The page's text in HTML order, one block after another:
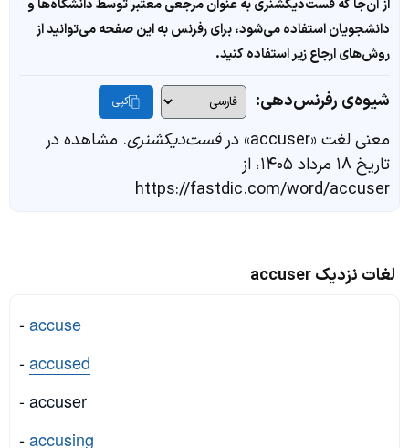
از آن‌جا که فست‌دیکشنری به عنوان مرجعی معتبر توسط دانشگاه‌ها و
دانشجویان استفاده می‌شود، برای رفرنس به این صفحه می‌توانید از
روش‌های ارجاع زیر استفاده کنید.
شیوه‌ی رفرنس‌دهی: کپی
معنی لغت «accuser» در فست‌دیکشنری. مشاهده در
تاریخ ۱۸ مرداد ۱۴۰۵، از
https://fastdic.com/word/accuser
لغات نزدیک accuser
-accuse
-accused
- accuser
-accusing